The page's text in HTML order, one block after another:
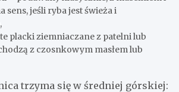
sens, jeśli ryba jest świeża i
placki ziemniaczane z patelni lub
z czosnkowym masłem lub
trzyma się w średniej górskiej: